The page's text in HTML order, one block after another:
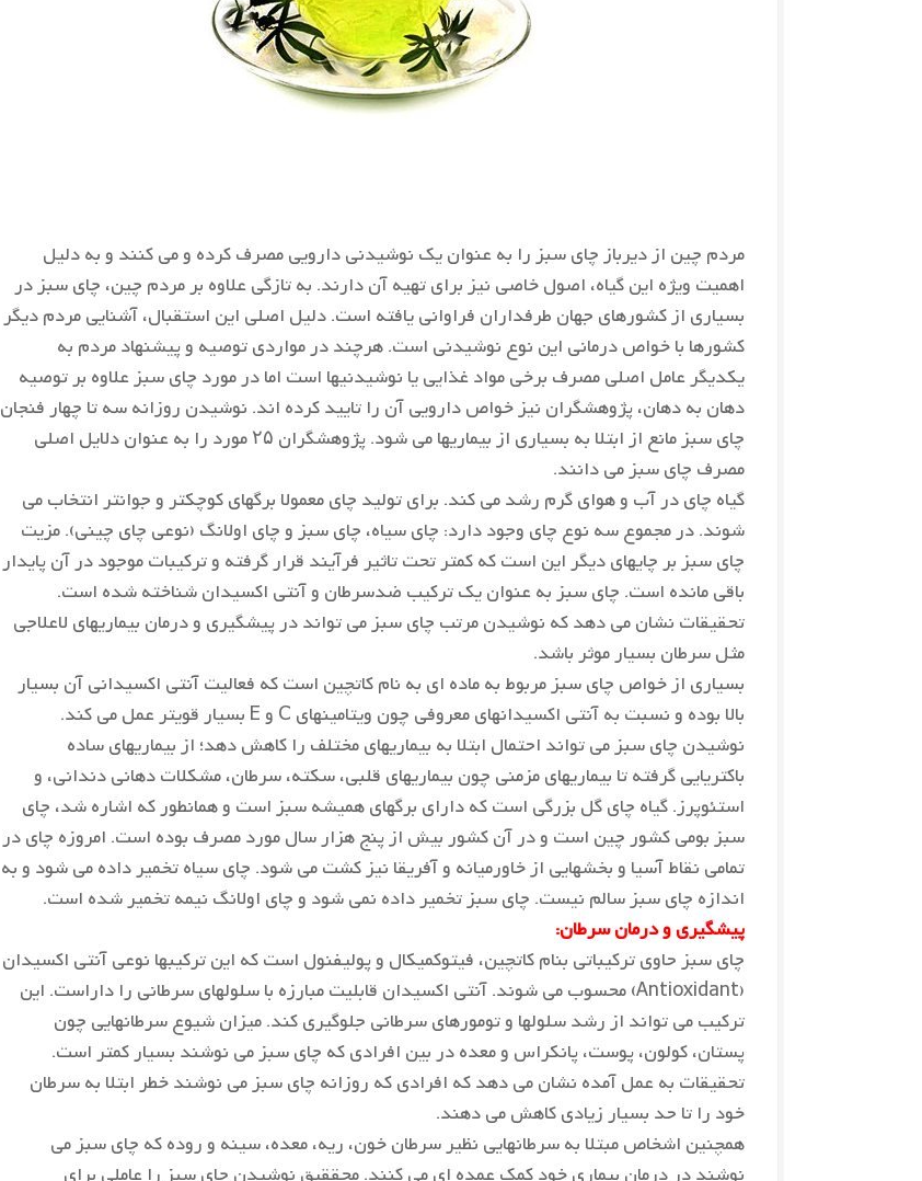
مردم چین از دیرباز چای سبز را به عنوان یک نوشیدنی دارویی مصرف کرده و می کنند و به دلیل
اهمیت ویژه این گیاه، اصول خاصی نیز برای تهیه آن دارند. به تازگی علاوه بر مردم چین، چای سبز در
بسیاری از کشورهای جهان طرفداران فراوانی یافته است. دلیل اصلی این استقبال، آشنایی مردم دیگر
کشورها با خواص درمانی این نوع نوشیدنی است. هرچند در مواردی توصیه و پیشنهاد مردم به
یکدیگر عامل اصلی مصرف برخی مواد غذایی یا نوشیدنیها است اما در مورد چای سبز علاوه بر توصیه
دهان به دهان، پژوهشگران نیز خواص دارویی آن را تایید کرده اند. نوشیدن روزانه سه تا چهار فنجان
چای سبز مانع از ابتلا به بسیاری از بیماریها می شود. پژوهشگران ۲۵ مورد را به عنوان دلایل اصلی
مصرف چای سبز می دانند.
گیاه چای در آب و هوای گرم رشد می کند. برای تولید چای معمولا برگهای کوچکتر و جوانتر انتخاب می
شوند. در مجموع سه نوع چای وجود دارد: چای سیاه، چای سبز و چای اولانگ (نوعی چای چینی). مزیت
چای سبز بر چایهای دیگر این است که کمتر تحت تاثیر فرآیند قرار گرفته و ترکیبات موجود در آن پایدار
باقی مانده است. چای سبز به عنوان یک ترکیب ضدسرطان و آنتی اکسیدان شناخته شده است.
تحقیقات نشان می دهد که نوشیدن مرتب چای سبز می تواند در پیشگیری و درمان بیماریهای لاعلاجی
مثل سرطان بسیار موثر باشد.
بسیاری از خواص چای سبز مربوط به ماده ای به نام کاتچین است که فعالیت آنتی اکسیدانی آن بسیار
بالا بوده و نسبت به آنتی اکسیدانهای معروفی چون ویتامینهای C و E بسیار قویتر عمل می کند.
نوشیدن چای سبز می تواند احتمال ابتلا به بیماریهای مختلف را کاهش دهد؛ از بیماریهای ساده
باکتریایی گرفته تا بیماریهای مزمنی چون بیماریهای قلبی، سکته، سرطان، مشکلات دهانی دندانی، و
استئوپرز. گیاه چای گل بزرگی است که دارای برگهای همیشه سبز است و همانطور که اشاره شد، چای
سبز بومی کشور چین است و در آن کشور بیش از پنج هزار سال مورد مصرف بوده است. امروزه چای در
تمامی نقاط آسیا و بخشهایی از خاورمیانه و آفریقا نیز کشت می شود. چای سیاه تخمیر داده می شود و به
اندازه چای سبز سالم نیست. چای سبز تخمیر داده نمی شود و چای اولانگ نیمه تخمیر شده است.
پیشگیری و درمان سرطان:
چای سبز حاوی ترکیباتی بنام کاتچین، فیتوکمیکال و پولیفنول است که این ترکیبها نوعی آنتی اکسیدان
(Antioxidant) محسوب می شوند. آنتی اکسیدان قابلیت مبارزه با سلولهای سرطانی را داراست. این
ترکیب می تواند از رشد سلولها و تومورهای سرطانی جلوگیری کند. میزان شیوع سرطانهایی چون
پستان،‌ کولون، ‌پوست، پانکراس و معده در بین افرادی که چای سبز می نوشند بسیار کمتر است.
تحقیقات به عمل آمده نشان می دهد که افرادی که روزانه چای سبز می نوشند خطر ابتلا به سرطان
خود را تا حد بسیار زیادی کاهش می دهند.
همچنین اشخاص مبتلا به سرطانهایی نظیر سرطان خون، ریه، معده، سینه و روده که چای سبز می